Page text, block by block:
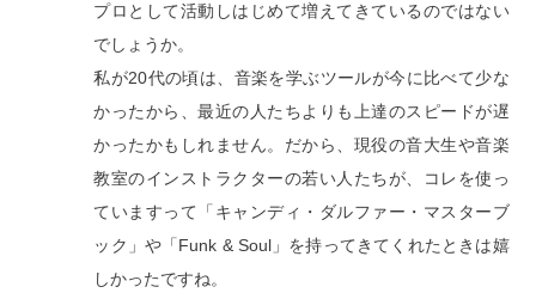
プロとして活動しはじめて増えてきているのではない
でしょうか。
私が20代の頃は、音楽を学ぶツールが今に比べて少な
かったから、最近の人たちよりも上達のスピードが遅
かったかもしれません。だから、現役の音大生や音楽
教室のインストラクターの若い人たちが、コレを使っ
ていますって「キャンディ・ダルファー・マスターブ
ック」や「Funk & Soul」を持ってきてくれたときは嬉
しかったですね。